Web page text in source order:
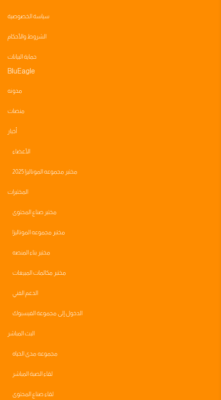
سياسة الخصوصية
الشروط والأحكام
حماية البيانات
BluEagle
مدونه
منصات
أخبار
الأعضاء
مختبر مجموعه الموناليزا 2025
المختبرات
مختبر صناع المحتوى
مختبر مجموعه الموناليزا
مختبر بناء المنصه
مختبر مكالمات المبيعات
الدعم الفني
الدخول إلى مجموعة الفيسبوك
البث المباشر
مجموعه مدى الحياه
لقاء الصبة المباشر
لقاء صناع المحتوى